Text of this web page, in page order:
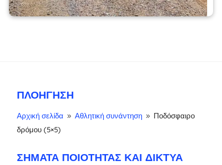
ΠΛΟΉΓΗΣΗ
Αρχική σελίδα 9 Αθλητική συνάντηση 9 Ποδόσφαιρο
δρόμου (5×5)
ΣΉΜΑΤΑ ΠΟΙΌΤΗΤΑΣ ΚΑΙ ΔΊΚΤΥΑ